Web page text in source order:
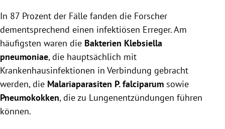
In 87 Prozent der Fälle fanden die Forscher
dementsprechend einen infektiösen Erreger. Am
häufigsten waren die Bakterien Klebsiella
pneumoniae, die hauptsächlich mit
Krankenhausinfektionen in Verbindung gebracht
werden, die Malariaparasiten P. falciparum sowie
Pneumokokken, die zu Lungenentzündungen führen
können.